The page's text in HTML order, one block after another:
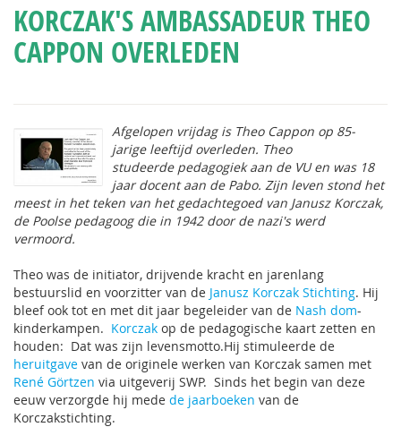
KORCZAK'S AMBASSADEUR THEO
CAPPON OVERLEDEN
Afgelopen vrijdag is Theo Cappon op 85-
jarige leeftijd overleden. Theo
studeerde pedagogiek aan de VU en was 18
jaar docent aan de Pabo. Zijn leven stond het
meest in het teken van het gedachtegoed van Janusz Korczak,
de Poolse pedagoog die in 1942 door de nazi's werd
vermoord.
Theo was de initiator, drijvende kracht en jarenlang
bestuurslid en voorzitter van de Janusz Korczak Stichting. Hij
bleef ook tot en met dit jaar begeleider van de Nash dom-
kinderkampen. Korczak op de pedagogische kaart zetten en
houden: Dat was zijn levensmotto.Hij stimuleerde de
heruitgave van de originele werken van Korczak samen met
René Görtzen via uitgeverij SWP. Sinds het begin van deze
eeuw verzorgde hij mede de jaarboeken van de
Korczakstichting.